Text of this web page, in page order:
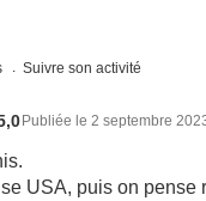
Suivre son activité
Publiée le 2 septembre
USA, puis on pense